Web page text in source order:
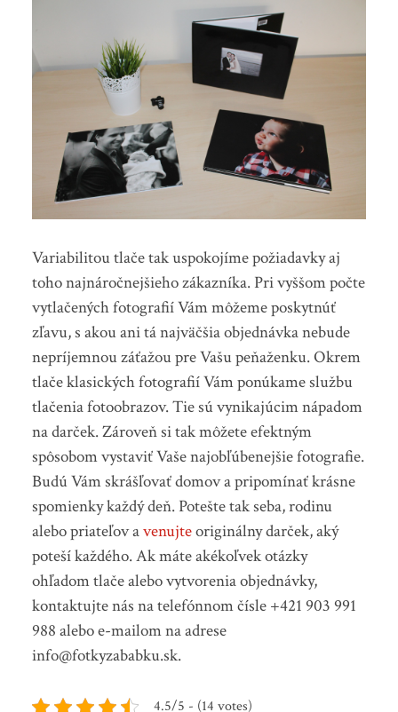
Variabilitou tlače tak uspokojíme požiadavky aj
toho najnáročnejšieho zákazníka. Pri vyššom počte
vytlačených fotografií Vám môžeme poskytnúť
zľavu, s akou ani tá najväčšia objednávka nebude
nepríjemnou záťažou pre Vašu peňaženku. Okrem
tlače klasických fotografií Vám ponúkame službu
tlačenia fotoobrazov. Tie sú vynikajúcim nápadom
na darček. Zároveň si tak môžete efektným
spôsobom vystaviť Vaše najobľúbenejšie fotografie.
Budú Vám skrášľovať domov a pripomínať krásne
spomienky každý deň. Potešte tak seba, rodinu
alebo priateľov avenujteoriginálny darček, aký
poteší každého. Ak máte akékoľvek otázky
ohľadom tlače alebo vytvorenia objednávky,
kontaktujte nás na telefónnom čísle +421 903 991
988 alebo e-mailom na adrese
info@fotkyzababku.sk.
4.5/5 - (14 votes)